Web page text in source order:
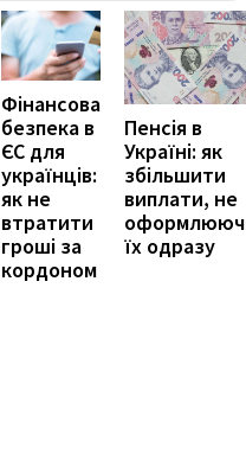
Фінансова
безпека в
ЄС для
українців:
як не
втратити
гроші за
кордоном
Пенсія в
Україні: як
збільшити
виплати, не
їх одразу